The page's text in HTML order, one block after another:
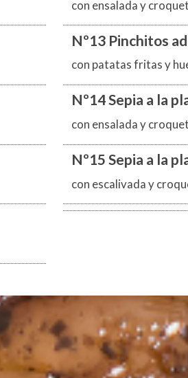
con ensalada y
Nº13 Pinchitos
con patatas fritas y
Nº14 Sepia a la
con ensalada y
Nº15 Sepia a la
con escalivada y